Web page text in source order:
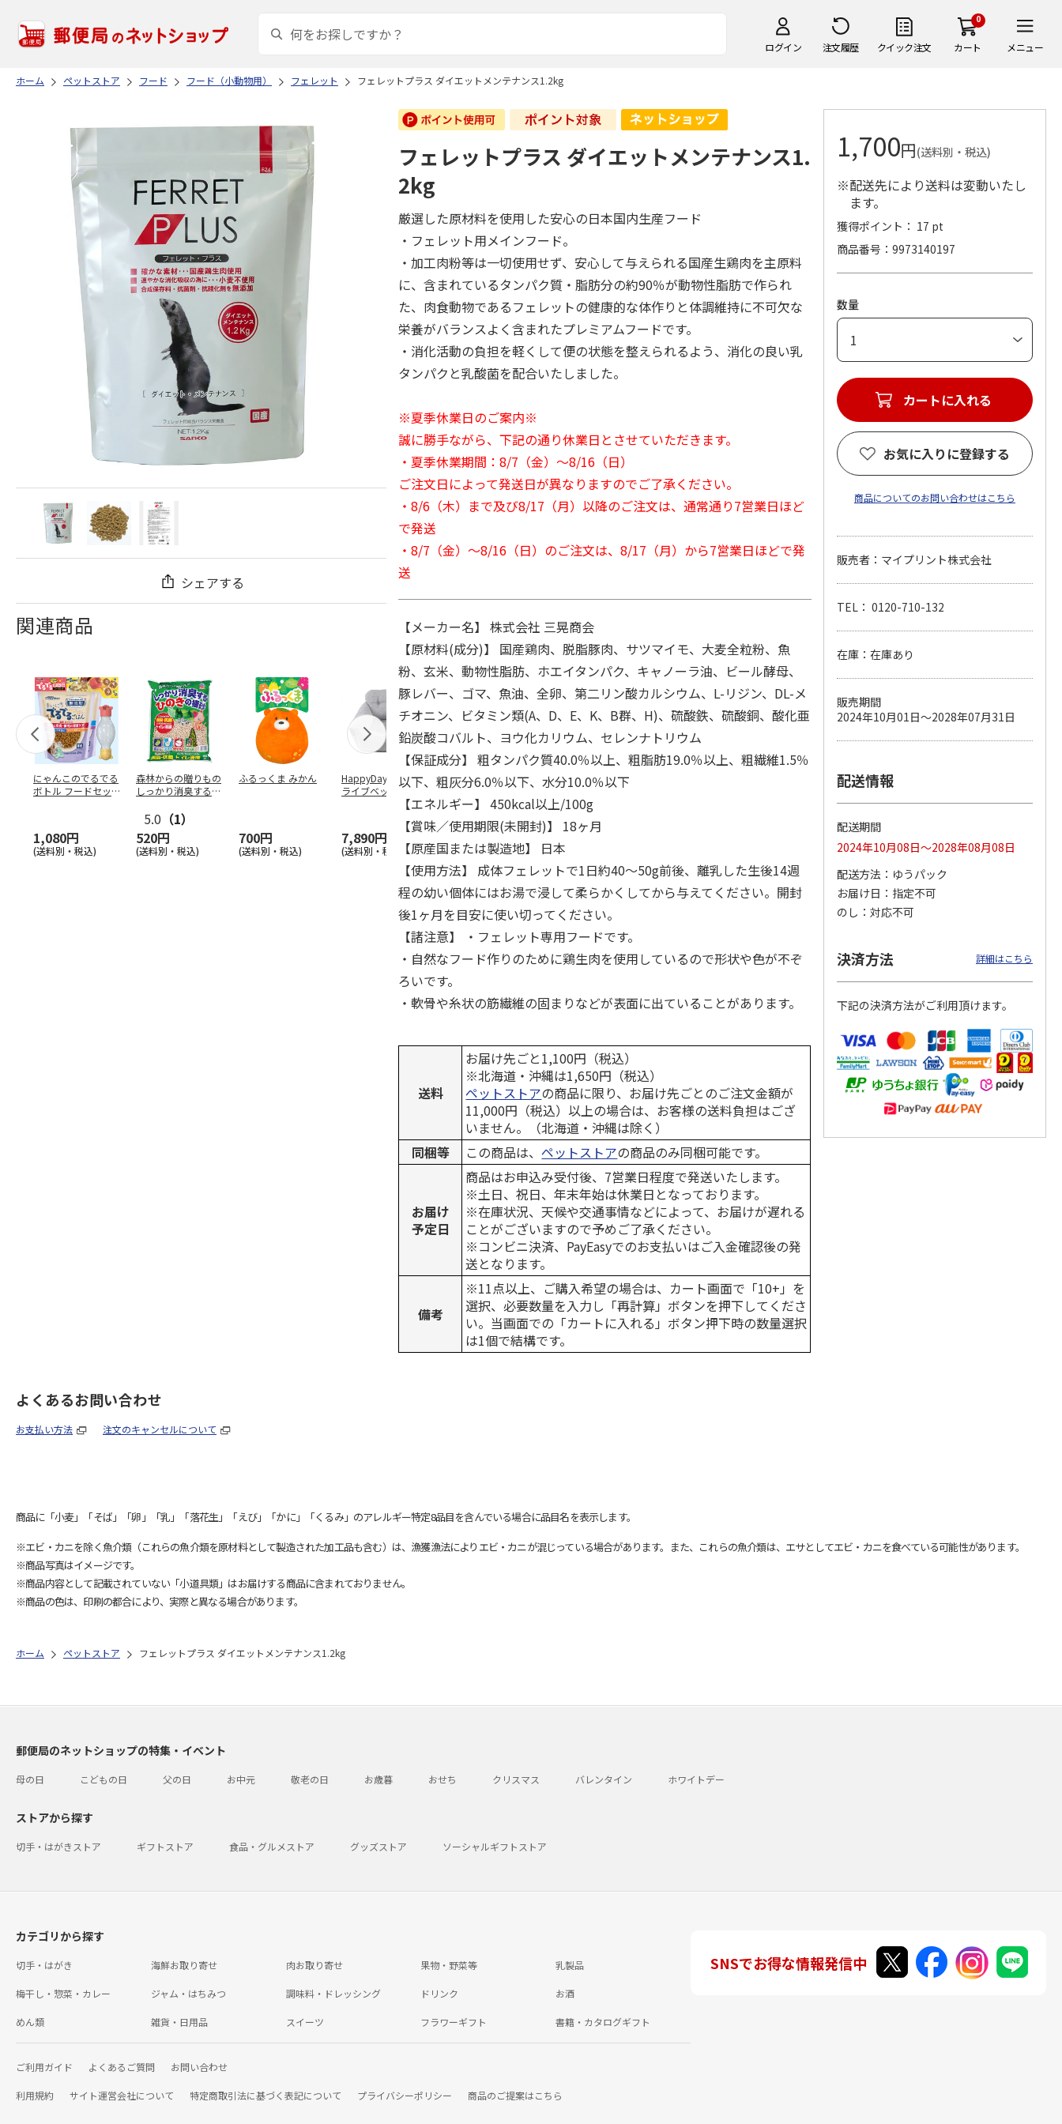
ログイン 注文履歴 クイック注文
0
カート メニュー
ホーム ペットストア フード フード（小動物用） フェレット フェレットプラス ダイエットメンテナンス1.2kg
シェアする
関連商品
にゃんこのでるでる
ボトル フードセッ
1,080円
(送料別・税込)
森林からの贈りもの
しっかり消臭するひ
5.0 （1）
520円
(送料別・税込)
ふるっくま みかん
700円
(送料別・税込)
HappyDays 2wayド
ライブベッド グレ
7,890円
(送料別・税込)
獣医師開発 ニオイ
をとる砂専用 猫ト
イレ ナチュラルグ
1,550円
(送料別・税込)
デオトイレ 飛び散
らない消臭・抗菌サ
ンド 4L
1,320円
(送料別・税込)
ペット線香 虹のか
なた フルーティフ
ローラルの香り
590円
(送料別・税込)
えBOX とりささ…
380円
(送料別・税込)
フェレットプラス ダイエットメンテナンス1.
2kg
厳選した原材料を使用した安心の日本国内生産フード
・フェレット用メインフード。
・加工肉粉等は一切使用せず、安心して与えられる国産生鶏肉を主原料
に、含まれているタンパク質・脂肪分の約90％が動物性脂肪で作られ
た、肉食動物であるフェレットの健康的な体作りと体調維持に不可欠な
栄養がバランスよく含まれたプレミアムフードです。
・消化活動の負担を軽くして便の状態を整えられるよう、消化の良い乳
タンパクと乳酸菌を配合いたしました。
※夏季休業日のご案内※
誠に勝手ながら、下記の通り休業日とさせていただきます。
・夏季休業期間：8/7（金）～8/16（日）
ご注文日によって発送日が異なりますのでご了承ください。
・8/6（木）まで及び8/17（月）以降のご注文は、通常通り7営業日ほど
で発送
・8/7（金）～8/16（日）のご注文は、8/17（月）から7営業日ほどで発
送
【メーカー名】 株式会社 三晃商会
【原材料(成分)】 国産鶏肉、脱脂豚肉、サツマイモ、大麦全粒粉、魚
粉、玄米、動物性脂肪、ホエイタンパク、キャノーラ油、ビール酵母、
豚レバー、ゴマ、魚油、全卵、第二リン酸カルシウム、L-リジン、DL-メ
チオニン、ビタミン類(A、D、E、K、B群、H)、硫酸鉄、硫酸銅、酸化亜
鉛炭酸コバルト、ヨウ化カリウム、セレンナトリウム
【保証成分】 粗タンパク質40.0％以上、粗脂肪19.0％以上、粗繊維1.5％
以下、粗灰分6.0％以下、水分10.0％以下
【エネルギー】 450kcal以上/100g
【賞味／使用期限(未開封)】 18ヶ月
【原産国または製造地】 日本
【使用方法】 成体フェレットで1日約40～50g前後、離乳した生後14週
程の幼い個体にはお湯で浸して柔らかくしてから与えてください。開封
後1ヶ月を目安に使い切ってください。
【諸注意】 ・フェレット専用フードです。
・自然なフード作りのために鶏生肉を使用しているので形状や色が不ぞ
ろいです。
・軟骨や糸状の筋繊維の固まりなどが表面に出ていることがあります。
送料
お届け先ごと1,100円（税込）
※北海道・沖縄は1,650円（税込）
ペットストアの商品に限り、お届け先ごとのご注文金額が
11,000円（税込）以上の場合は、お客様の送料負担はござ
いません。（北海道・沖縄は除く）
同梱等
この商品は、ペットストアの商品のみ同梱可能です。
お届け
予定日
商品はお申込み受付後、7営業日程度で発送いたします。
※土日、祝日、年末年始は休業日となっております。
※在庫状況、天候や交通事情などによって、お届けが遅れる
ことがございますので予めご了承ください。
※コンビニ決済、PayEasyでのお支払いはご入金確認後の発
送となります。
備考
※11点以上、ご購入希望の場合は、カート画面で「10+」を
選択、必要数量を入力し「再計算」ボタンを押下してくださ
い。当画面での「カートに入れる」ボタン押下時の数量選択
は1個で結構です。
1,700円(送料別・税込)
※配送先により送料は変動いたし
ます。
獲得ポイント： 17 pt
商品番号
9973140197
数量
カートに入れる
お気に入りに登録する
商品についてのお問い合わせはこちら
販売者：マイプリント株式会社
TEL： 0120-710-132
在庫：在庫あり
販売期間
2024年10月01日～2028年07月31日
配送情報
配送期間
2024年10月08日～2028年08月08日
配送方法
ゆうパック
お届け日
指定不可
のし
対応不可
決済方法 詳細はこちら
下記の決済方法がご利用頂けます。
よくあるお問い合わせ
お支払い方法 注文のキャンセルについて
商品に「小麦」「そば」「卵」「乳」「落花生」「えび」「かに」「くるみ」のアレルギー特定8品目を含んでいる場合に品目名を表示します。
※エビ・カニを除く魚介類（これらの魚介類を原材料として製造された加工品も含む）は、漁獲漁法によりエビ・カニが混じっている場合があります。また、これらの魚介類は、エサとしてエビ・カニを食べている可能性があります。
※商品写真はイメージです。
※商品内容として記載されていない「小道具類」はお届けする商品に含まれておりません。
※商品の色は、印刷の都合により、実際と異なる場合があります。
ホーム ペットストア フェレットプラス ダイエットメンテナンス1.2kg
郵便局のネットショップの特集・イベント
母の日 こどもの日 父の日 お中元 敬老の日 お歳暮 おせち クリスマス バレンタイン ホワイトデー
ストアから探す
切手・はがきストア ギフトストア 食品・グルメストア グッズストア ソーシャルギフトストア
カテゴリから探す
切手・はがき 海鮮お取り寄せ 肉お取り寄せ 果物・野菜等 乳製品
梅干し・惣菜・カレー ジャム・はちみつ 調味料・ドレッシング ドリンク お酒
めん類 雑貨・日用品 スイーツ フラワーギフト 書籍・カタログギフト
ご利用ガイド よくあるご質問 お問い合わせ
利用規約 サイト運営会社について 特定商取引法に基づく表記について プライバシーポリシー 商品のご提案はこちら
SNSでお得な情報発信中